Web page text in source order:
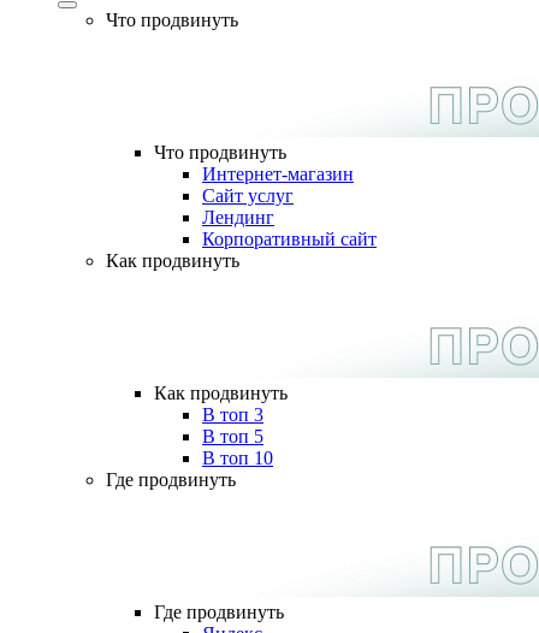
Что продвинуть
Что продвинуть
Интернет-магазин
Сайт услуг
Лендинг
Корпоративный сайт
Как продвинуть
Как продвинуть
В топ 3
В топ 5
В топ 10
Где продвинуть
Где продвинуть